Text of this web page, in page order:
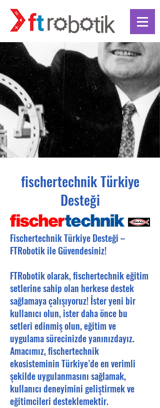
fischertechnik Türkiye
Desteği
Fischertechnik Türkiye Desteği –
FTRobotik ile Güvendesiniz!
FTRobotik olarak, fischertechnik eğitim
setlerine sahip olan herkese destek
sağlamaya çalışıyoruz! İster yeni bir
kullanıcı olun, ister daha önce bu
setleri edinmiş olun, eğitim ve
uygulama sürecinizde yanınızdayız.
Amacımız, fischertechnik
ekosisteminin Türkiye’de en verimli
şekilde uygulanmasını sağlamak,
kullanıcı deneyimini geliştirmek ve
eğitimcileri desteklemektir.